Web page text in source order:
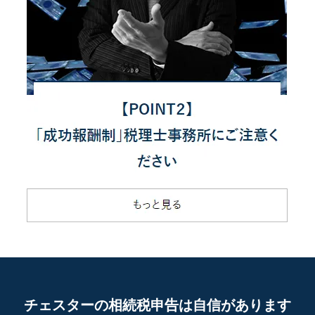
チェスターの相続税申告は自信があります